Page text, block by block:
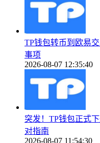
TP钱包转币到欧易
事项
2026-08-07 12:35:40
突发！TP钱包正式
对指南
2026-08-07 11:54:30